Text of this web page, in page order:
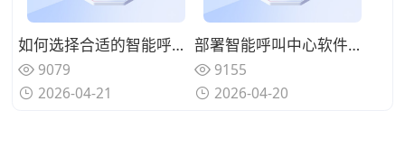
如何选择合适的智能呼叫中心软件？企业选型关键要点
9079
2026-04-21
部署智能呼叫中心软件需要哪些条件？落地实施注意事项
9155
2026-04-20